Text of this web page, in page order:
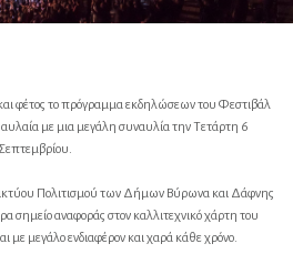
φέτος το πρόγραμμα εκδηλώσεων του Φεστιβάλ
με μια μεγάλη συναυλία την Τετάρτη 6
Σεπτεμβρίου.
Πολιτισμού των Δήμων Βύρωνα και Δάφνης
σημείο αναφοράς στον καλλιτεχνικό χάρτη του
με μεγάλο ενδιαφέρον και χαρά κάθε χρόνο.